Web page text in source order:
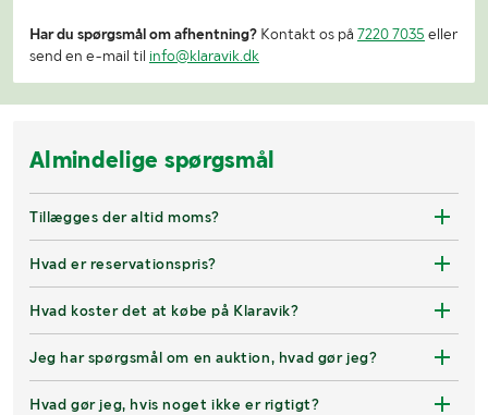
Har du spørgsmål om afhentning? Kontakt os på 7220 7035 eller
send en e-mail til info@klaravik.dk
Almindelige spørgsmål
Tillægges der altid moms?
Hvad er reservationspris?
Hvad koster det at købe på Klaravik?
Jeg har spørgsmål om en auktion, hvad gør jeg?
Hvad gør jeg, hvis noget ikke er rigtigt?